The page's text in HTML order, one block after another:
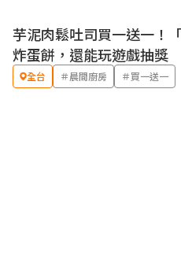
優惠
芋泥肉鬆吐司買一送一！
炸蛋餅，還能玩遊戲抽獎
全台 ＃晨間廚房 ＃買一送一